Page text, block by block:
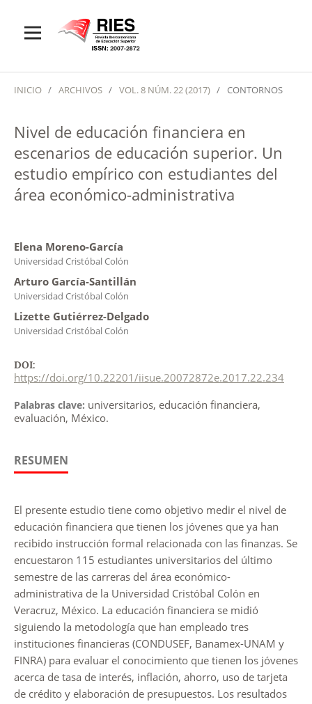
INICIO / ARCHIVOS / VOL. 8 NÚM. 22 (2017) / CONTORNOS
Nivel de educación financiera en
escenarios de educación superior. Un
estudio empírico con estudiantes del
área económico-administrativa
Elena Moreno-García
Universidad Cristóbal Colón
Arturo García-Santillán
Universidad Cristóbal Colón
Lizette Gutiérrez-Delgado
Universidad Cristóbal Colón
DOI:
https://doi.org/10.22201/iisue.20072872e.2017.22.234
Palabras clave: universitarios, educación financiera,
evaluación, México.
RESUMEN
El presente estudio tiene como objetivo medir el nivel de
educación financiera que tienen los jóvenes que ya han
recibido instrucción formal relacionada con las finanzas. Se
encuestaron 115 estudiantes universitarios del último
semestre de las carreras del área económico-
administrativa de la Universidad Cristóbal Colón en
Veracruz, México. La educación financiera se midió
siguiendo la metodología que han empleado tres
instituciones financieras (CONDUSEF, Banamex-UNAM y
FINRA) para evaluar el conocimiento que tienen los jóvenes
acerca de tasa de interés, inflación, ahorro, uso de tarjeta
de crédito y elaboración de presupuestos. Los resultados